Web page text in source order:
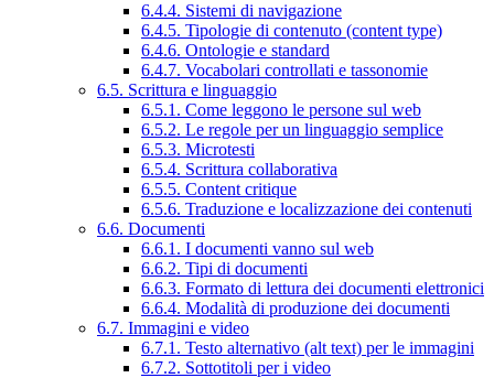
6.4.4. Sistemi di navigazione
6.4.5. Tipologie di contenuto (content type)
6.4.6. Ontologie e standard
6.4.7. Vocabolari controllati e tassonomie
6.5. Scrittura e linguaggio
6.5.1. Come leggono le persone sul web
6.5.2. Le regole per un linguaggio semplice
6.5.3. Microtesti
6.5.4. Scrittura collaborativa
6.5.5. Content critique
6.5.6. Traduzione e localizzazione dei contenuti
6.6. Documenti
6.6.1. I documenti vanno sul web
6.6.2. Tipi di documenti
6.6.3. Formato di lettura dei documenti elettronici
6.6.4. Modalità di produzione dei documenti
6.7. Immagini e video
6.7.1. Testo alternativo (alt text) per le immagini
6.7.2. Sottotitoli per i video